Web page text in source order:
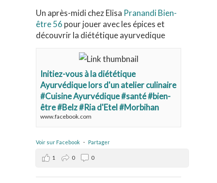
Un après-midi chez Elisa Pranandi Bien-
être 56 pour jouer avec les épices et
découvrir la diététique ayurvedique
Initiez-vous à la diététique
Ayurvédique lors d'un atelier culinaire
#Cuisine Ayurvédique #santé #bien-
être #Belz #Ria d'Etel #Morbihan
www.facebook.com
Voir sur Facebook · Partager
1 0 0